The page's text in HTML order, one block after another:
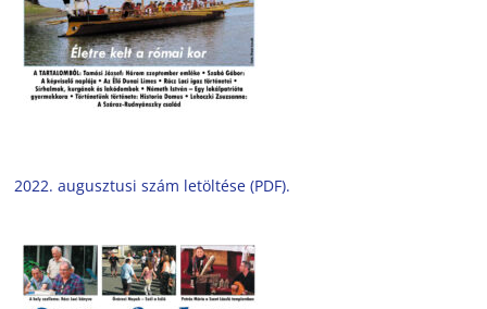
2022. augusztusi szám letöltése (PDF).